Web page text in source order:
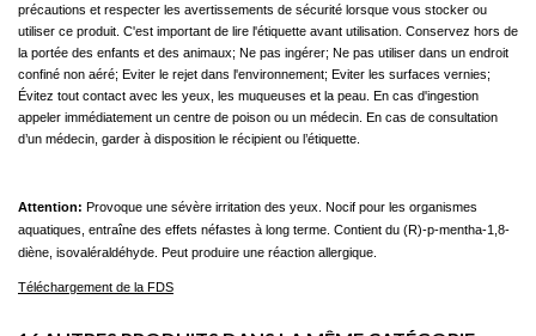
précautions et respecter les avertissements de sécurité lorsque vous stocker ou
utiliser ce produit. C'est important de lire l'étiquette avant utilisation. Conservez hors de
la portée des enfants et des animaux; Ne pas ingérer; Ne pas utiliser dans un endroit
confiné non aéré; Eviter le rejet dans l'environnement; Eviter les surfaces vernies;
Évitez tout contact avec les yeux, les muqueuses et la peau. En cas d'ingestion
appeler immédiatement un centre de poison ou un médecin. En cas de consultation
d’un médecin, garder à disposition le récipient ou l’étiquette.
Attention: Provoque une sévère irritation des yeux. Nocif pour les organismes
aquatiques, entraîne des effets néfastes à long terme. Contient du (R)-p-mentha-1,8-
diène, isovaléraldéhyde. Peut produire une réaction allergique.
Téléchargement de la FDS